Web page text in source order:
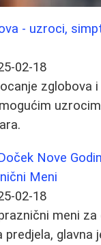
- uzroci,
02-18
zglobova
Nove
Meni
02-18
meni
predjela, glavna